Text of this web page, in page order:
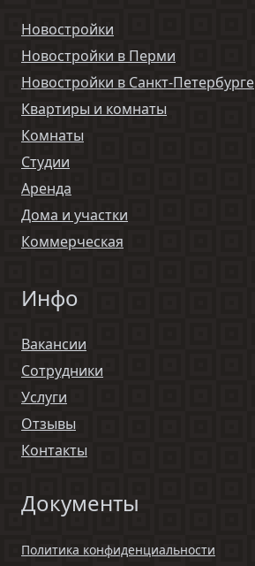
Новостройки
Новостройки в Перми
Новостройки в Санкт-Петербурге
Квартиры и комнаты
Комнаты
Студии
Аренда
Дома и участки
Коммерческая
Инфо
Вакансии
Сотрудники
Услуги
Отзывы
Контакты
Документы
Политика конфиденциальности